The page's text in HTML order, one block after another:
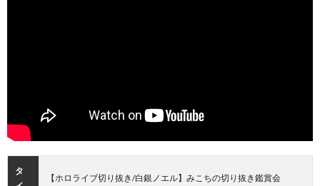
タ
【ホロライブ切り抜き/白銀ノエル】みこちの切り抜き鑑賞会